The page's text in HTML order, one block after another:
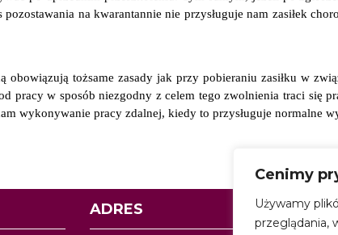
Cenimy
Używamy
przeglądania,
na kwarantannie nie przysługuje nam zasiłek
tożsame zasady jak przy pobieraniu zasiłku w
w sposób niezgodny z celem tego zwolnienia traci się
wykonywanie pracy zdalnej, kiedy to przysługuje normalne
ADRES